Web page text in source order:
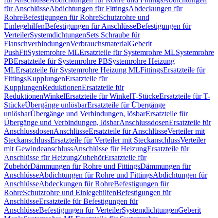
für AnschlüsseAbdichtungen für FittingsAbdeckungen für
RohreBefestigungen für RohreSchutzrohre und
EinlegehilfenBefestigungen für AnschlüsseBefestigungen für
VerteilerSystemdichtungenSets Schraube für
FlanschverbindungenVerbrauchsmaterialGeberit
PushFitSystemrohre MLErsatzteile für Systemrohre MLSystemrohre
PBErsatzteile für Systemrohre PBSystemrohre Heizung
MLErsatzteile für Systemrohre Heizung MLFittingsErsatzteile für
FittingsKupplungenErsatzteile für
KupplungenReduktionenErsatzteile für
ReduktionenWinkelErsatzteile für WinkelT-StückeErsatzteile für T-
StückeÜbergänge unlösbarErsatzteile für Übergänge
unlösbarÜbergänge und Verbindungen, lösbarErsatzteile für
Übergänge und Verbindungen, lösbarAnschlussdosenErsatzteile für
AnschlussdosenAnschlüsseErsatzteile für AnschlüsseVerteiler mit
SteckanschlussErsatzteile für Verteiler mit SteckanschlussVerteiler
mit GewindeanschlussAnschlüsse für HeizungErsatzteile für
Anschlüsse für HeizungZubehörErsatzteile für
ZubehörDämmungen für Rohre und FittingsDämmungen für
AnschlüsseAbdichtungen für Rohre und FittingsAbdichtungen für
AnschlüsseAbdeckungen für RohreBefestigungen für
RohreSchutzrohre und EinlegehilfenBefestigungen für
AnschlüsseErsatzteile für Befestigungen für
AnschlüsseBefestigungen für VerteilerSystemdichtungenGeberit